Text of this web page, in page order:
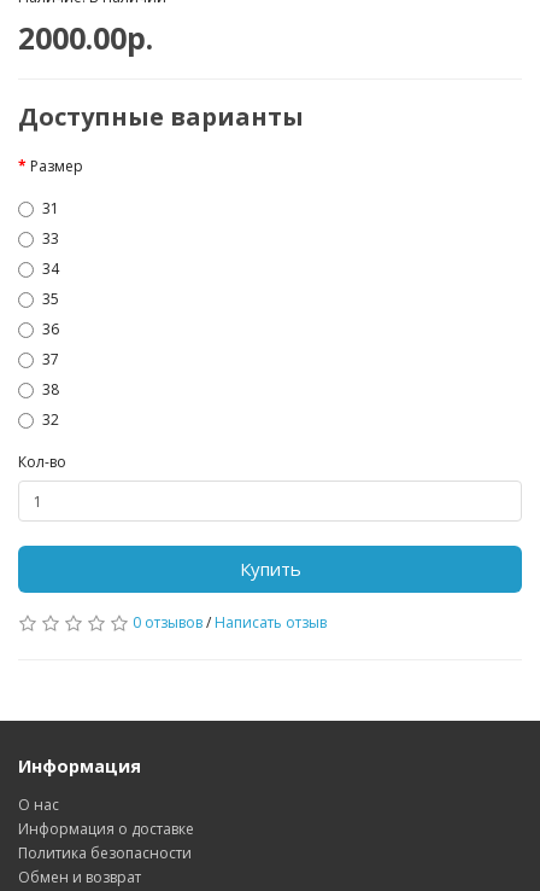
2000.00р.
Доступные варианты
Размер
31
33
34
35
36
37
38
32
Кол-во
Купить
0 отзывов/ Написать отзыв
Информация
О нас
Информация о доставке
Политика безопасности
Обмен и возврат